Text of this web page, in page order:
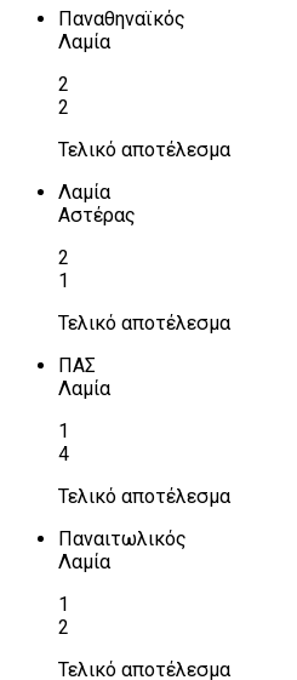
Παναθηναϊκός
Λαμία
2
2
Τελικό αποτέλεσμα
Λαμία
Αστέρας
2
1
Τελικό αποτέλεσμα
ΠΑΣ
Λαμία
1
4
Τελικό αποτέλεσμα
Παναιτωλικός
Λαμία
1
2
Τελικό αποτέλεσμα